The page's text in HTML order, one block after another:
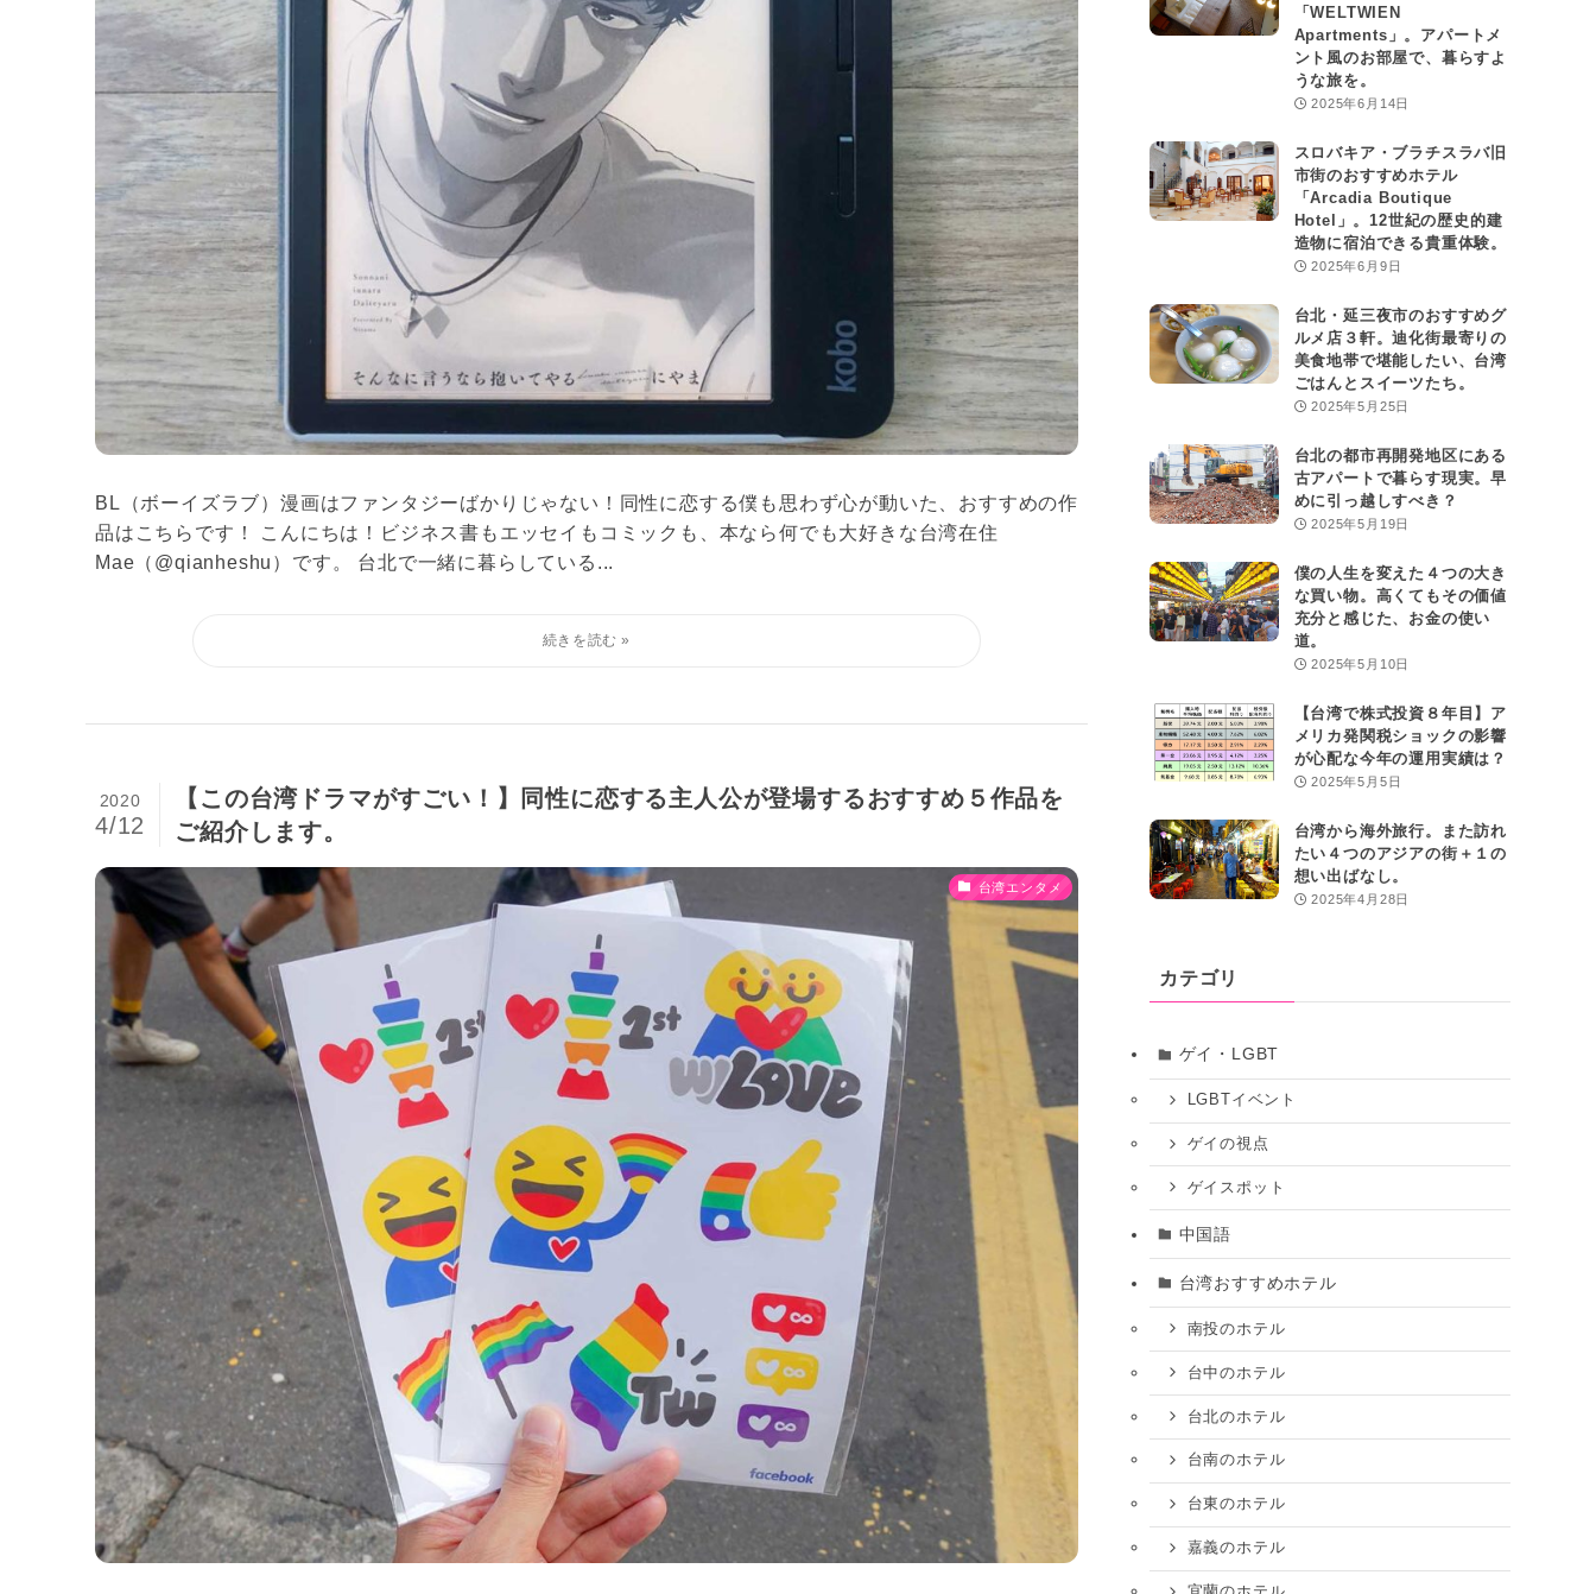
BL（ボーイズラブ）漫画はファンタジーばかりじゃない！同性に恋する僕も思わず心が動いた、おすすめの作
品はこちらです！ こんにちは！ビジネス書もエッセイもコミックも、本なら何でも大好きな台湾在住
Mae（@qianheshu）です。 台北で一緒に暮らしている...
【この台湾ドラマがすごい！】同性に恋する主人公が登場するおすすめ５作品を
ご紹介します。
2020
4/12
台湾エンタメ
「WELTWIEN
Apartments」。アパートメ
ント風のお部屋で、暮らすよ
うな旅を。
2025年6月14日
スロバキア・ブラチスラバ旧
市街のおすすめホテル
「Arcadia Boutique
Hotel」。12世紀の歴史的建
造物に宿泊できる貴重体験。
2025年6月9日
台北・延三夜市のおすすめグ
ルメ店３軒。迪化街最寄りの
美食地帯で堪能したい、台湾
ごはんとスイーツたち。
2025年5月25日
台北の都市再開発地区にある
古アパートで暮らす現実。早
めに引っ越しすべき？
2025年5月19日
僕の人生を変えた４つの大き
な買い物。高くてもその価値
充分と感じた、お金の使い
道。
2025年5月10日
【台湾で株式投資８年目】ア
メリカ発関税ショックの影響
が心配な今年の運用実績は？
2025年5月5日
台湾から海外旅行。また訪れ
たい４つのアジアの街＋１の
想い出ばなし。
2025年4月28日
カテゴリ
ゲイ・LGBT
LGBTイベント
ゲイの視点
ゲイスポット
中国語
台湾おすすめホテル
南投のホテル
台中のホテル
台北のホテル
台南のホテル
台東のホテル
嘉義のホテル